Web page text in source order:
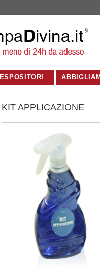
ESPOSITORI
KIT APPLICAZIONE